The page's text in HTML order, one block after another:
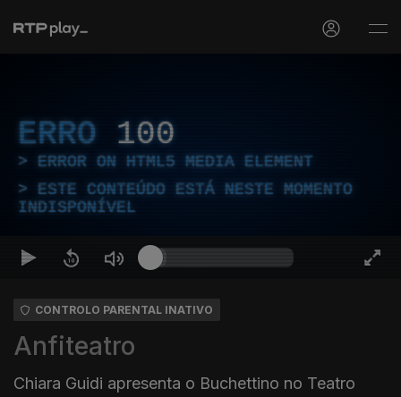
ERRO 100
ERROR ON HTML5 MEDIA ELEMENT
ESTE CONTEÚDO ESTÁ NESTE MOMENTO
INDISPONÍVEL
CONTROLO PARENTAL INATIVO
Anfiteatro
Chiara Guidi apresenta o Buchettino no Teatro